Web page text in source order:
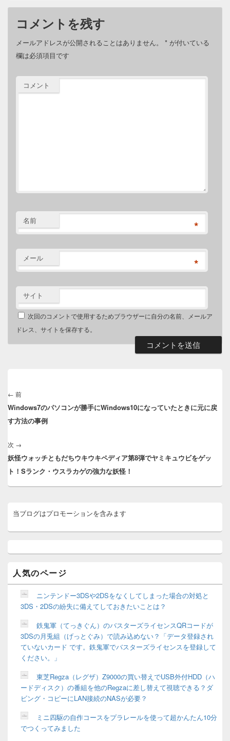
コメントを残す
メールアドレスが公開されることはありません。 * が付いている
欄は必須項目です
コメント
名前 *
メール *
サイト
次回のコメントで使用するためブラウザーに自分の名前、メールア
ドレス、サイトを保存する。
稿
ナ
ビ
ゲ
ー
シ
ョ
ン
← 前
の
投
Windows7のパソコンが勝手にWindows10になっていたときに元に戻
す方法の事例
次 →
の
投
稿:
妖怪ウォッチともだちウキウキペディア第8弾でヤミキュウビをゲッ
ト！Sランク・ウスラカゲの強力な妖怪！
イ
サ
ド
ウ
当ブログはプロモーションを含みます
人気のページ
ニンテンドー3DSや2DSをなくしてしまった場合の対処と
3DS・2DSの紛失に備えてしておきたいことは？
鉄鬼軍（てっきぐん）のバスターズライセンスQRコードが
3DSの月兎組（げっとぐみ）で読み込めない？「データ登録され
ていないカード です。鉄鬼軍でバスターズライセンスを登録して
ください。」
東芝Regza（レグザ）Z9000の買い替えでUSB外付HDD（ハ
ードディスク）の番組を他のRegzaに差し替えて視聴できる？ダ
ビング・コピーにLAN接続のNASが必要？
ミニ四駆の自作コースをプラレールを使って超かんたん10分
でつくってみました